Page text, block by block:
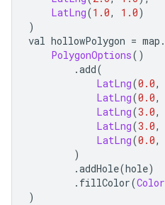
LatLng(1.0, 1.0)
)
val hollowPolygon = map .
PolygonOptions()
.add(
LatLng(0.0,
LatLng(0.0,
LatLng(3.0,
LatLng(3.0,
LatLng(0.0,
)
.addHole(hole)
. fillColor(Color
)